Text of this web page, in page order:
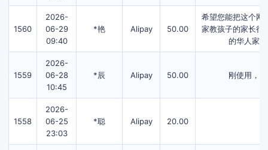
1560
2026-
06-29
09:40
*艳 Alipay 50.00
希望您能把这个网
家教孩子的家长很
的华人家
1559
2026-
06-28
10:45
*辰 Alipay 50.00 刚使用，
1558
2026-
06-25
23:03
*聪 Alipay 20.00